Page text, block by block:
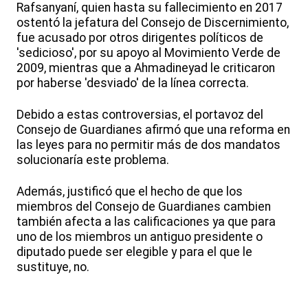
Rafsanyaní, quien hasta su fallecimiento en 2017
ostentó la jefatura del Consejo de Discernimiento,
fue acusado por otros dirigentes políticos de
'sedicioso', por su apoyo al Movimiento Verde de
2009, mientras que a Ahmadineyad le criticaron
por haberse 'desviado' de la línea correcta.
Debido a estas controversias, el portavoz del
Consejo de Guardianes afirmó que una reforma en
las leyes para no permitir más de dos mandatos
solucionaría este problema.
Además, justificó que el hecho de que los
miembros del Consejo de Guardianes cambien
también afecta a las calificaciones ya que para
uno de los miembros un antiguo presidente o
diputado puede ser elegible y para el que le
sustituye, no.